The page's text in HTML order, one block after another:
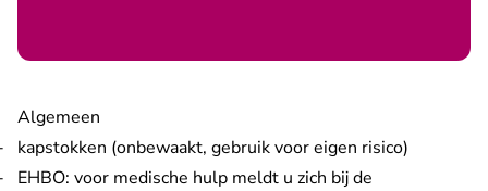
Algemeen
kapstokken (onbewaakt, gebruik voor eigen risico)
EHBO: voor medische hulp meldt u zich bij de